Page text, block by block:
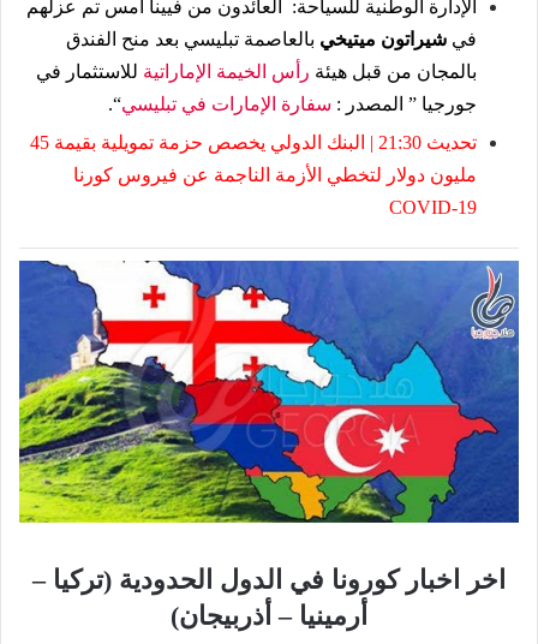
الإدارة الوطنية للسياحة: العائدون من فيينا أمس تم عزلهم
في شيراتون ميتيخي بالعاصمة تبليسي بعد منح الفندق
بالمجان من قبل هيئة رأس الخيمة الإماراتية للاستثمار في
جورجيا ” المصدر : سفارة الإمارات في تبليسي“.
تحديث 21:30 | البنك الدولي يخصص حزمة تمويلية بقيمة 45
مليون دولار لتخطي الأزمة الناجمة عن فيروس كورنا
COVID-19
اخر اخبار كورونا في الدول الحدودية (تركيا –
أرمينيا – أذربيجان)